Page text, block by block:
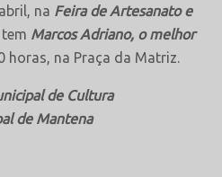
na Feira de Artesanato e
Marcos Adriano, o melhor
horas, na Praça da Matriz.
de Cultura
de Mantena